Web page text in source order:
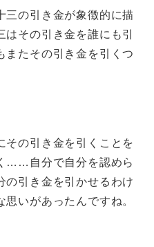
三の引き金が象徴的に描
その引き金を誰にも引
またその引き金を引くつ
その引き金を引くことを
……自分で自分を認めら
の引き金を引かせるわけ
いがあったんですね。